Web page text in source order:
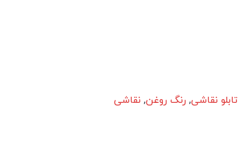
تابلو نقاشی, رنگ روغن, نقاشی